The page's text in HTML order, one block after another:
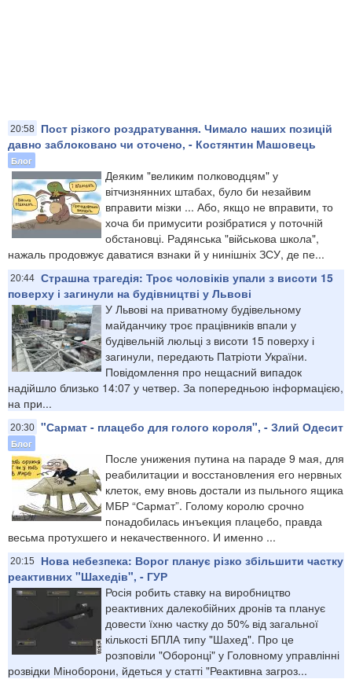
20:58
Пост різкого роздратування. Чимало наших позицій
давно заблоковано чи оточено, - Костянтин Машовець
Блог
Деяким "великим полководцям" у
вітчизнянних штабах, було би незайвим
вправити мізки ... Або, якщо не вправити, то
хоча би примусити розібратися у поточній
обстановці. Радянська "військова школа",
нажаль продовжує даватися взнаки й у нинішніх ЗСУ, де пе...
20:44 Страшна трагедія: Троє чоловіків упали з висоти 15
поверху і загинули на будівництві у Львові
У Львові на приватному будівельному
майданчику троє працівників впали у
будівельній люльці з висоти 15 поверху і
загинули, передають Патріоти України.
Повідомлення про нещасний випадок
надійшло близько 14:07 у четвер. За попередньою інформацією,
на при...
20:30 "Сармат - плацебо для голого короля", - Злий Одесит
Блог
После унижения путина на параде 9 мая, для
реабилитации и восстановления его нервных
клеток, ему вновь достали из пыльного ящика
МБР “Сармат”. Голому королю срочно
понадобилась инъекция плацебо, правда
весьма протухшего и некачественного. И именно ...
20:15
Нова небезпека: Ворог планує різко збільшити частку
реактивних "Шахедів", - ГУР
Росія робить ставку на виробництво
реактивних далекобійних дронів та планує
довести їхню частку до 50% від загальної
кількості БПЛА типу "Шахед". Про це
розповіли "Оборонці" у Головному управлінні
розвідки Міноборони, йдеться у статті "Реактивна загроз...